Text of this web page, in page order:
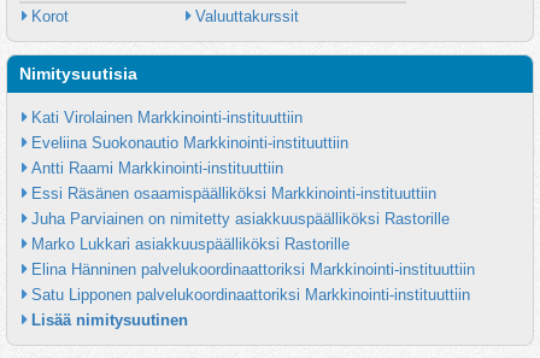
Korot Valuuttakurssit
Nimitysuutisia
Kati Virolainen Markkinointi-instituuttiin
Eveliina Suokonautio Markkinointi-instituuttiin
Antti Raami Markkinointi-instituuttiin
Essi Räsänen osaamispäälliköksi Markkinointi-instituuttiin
Juha Parviainen on nimitetty asiakkuuspäälliköksi Rastorille
Marko Lukkari asiakkuuspäälliköksi Rastorille
Elina Hänninen palvelukoordinaattoriksi Markkinointi-instituuttiin
Satu Lipponen palvelukoordinaattoriksi Markkinointi-instituuttiin
Lisää nimitysuutinen